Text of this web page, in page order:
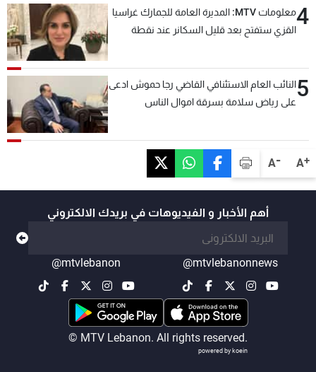
A+
A-
4
معلومات MTV: المديرة العامة للجمارك غراسيا
القزي ستفتح بعد قليل السكانر عند نقطة
5النائب العام الاستئنافي القاضي رجا حموش ادعى
على رياض سلامة بسرقة اموال الناس
أهم الأخبار و الفيديوهات في بريدك الالكتروني
@mtvlebanonnews
@mtvlebanon
© MTV Lebanon. All rights reserved.
powered by koein